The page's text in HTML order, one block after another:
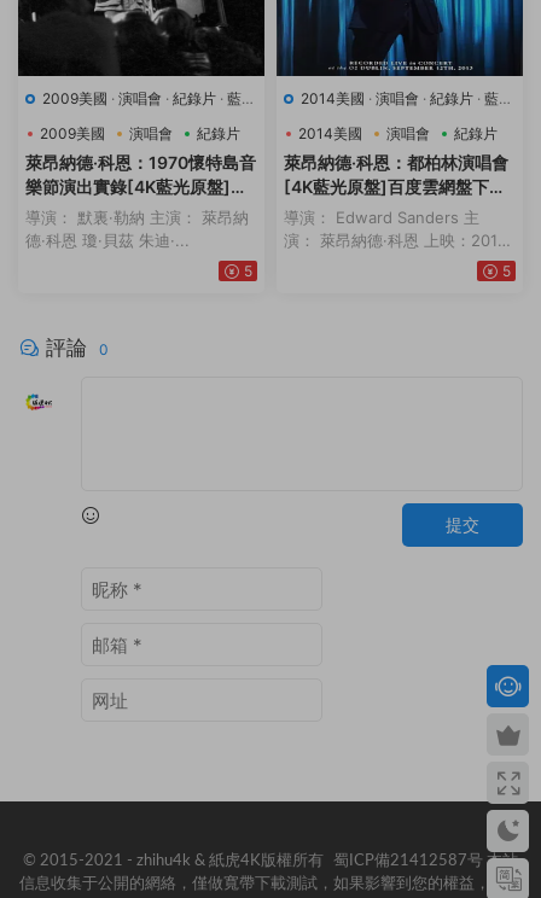
2009美國 · 演唱會 · 紀錄片 · 藍光
2009美國 演唱會 紀錄片
萊昂納德·科恩：1970懷特島音
樂節演出實錄[4K藍光原盤]百
度雲網盤下載115網盤迅雷下載
磁力鏈接
導演： 默裏·勒納 主演： 萊昂納
德·科恩 瓊·貝茲 朱迪·...
5
2014美國 · 演唱會 · 紀錄片 · 藍光
2014美國 演唱會 紀錄片
萊昂納德·科恩：都柏林演唱會
[4K藍光原盤]百度雲網盤下載1
15網盤迅雷下載磁力鏈接
導演： Edward Sanders 主
演： 萊昂納德·科恩 上映：2014
5
評論 0
提交
© 2015-2021 - zhihu4k & 紙虎4K版權所有 蜀ICP備21412587号 本站
信息收集于公開的網絡，僅做寬帶下載測試，如果影響到您的權益，請聯